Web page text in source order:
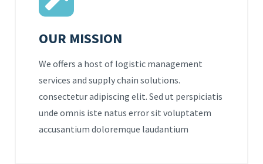
OUR MISSION
We offers a host of logistic management
services and supply chain solutions.
consectetur adipiscing elit. Sed ut perspiciatis
unde omnis iste natus error sit voluptatem
accusantium doloremque laudantium